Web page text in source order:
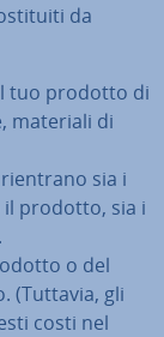
da
tuo prodotto di
materiali di
sia i
prodotto, sia i
o del
(Tuttavia, gli
costi nel